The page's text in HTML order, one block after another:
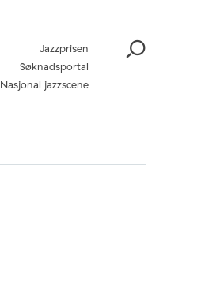
Jazzprisen
Søknadsportal
Nasjonal jazzscene